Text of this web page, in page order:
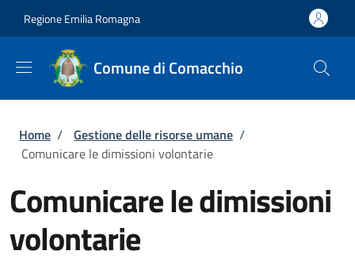
Regione Emilia Romagna
Comune di Comacchio
Briciole di pane
Home / Gestione delle risorse umane /
Comunicare le dimissioni volontarie
Comunicare le dimissioni
volontarie